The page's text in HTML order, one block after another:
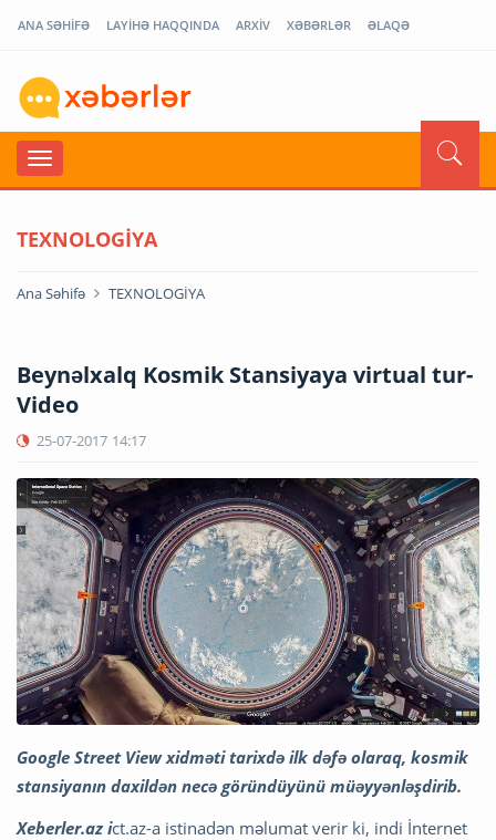
ANA SƏHİFƏ LAYİHƏ HAQQINDA ARXİV XƏBƏRLƏR ƏLAQƏ
TEXNOLOGİYA
Ana Səhifə TEXNOLOGİYA
Beynəlxalq Kosmik Stansiyaya virtual tur-
Video
25-07-2017 14:17
Google Street View xidməti tarixdə ilk dəfə olaraq, kosmik
stansiyanın daxildən necə göründüyünü müəyyənləşdirib.
Xeberler.az ict.az-a istinadən məlumat verir ki, indi İnternet